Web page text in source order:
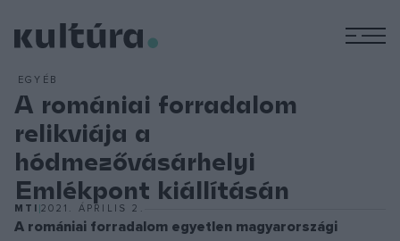
EGYÉB
A romániai forradalom
relikviája a
hódmezővásárhelyi
Emlékpont kiállításán
MTI 2021. ÁPRILIS 2.
A romániai forradalom egyetlen magyarországi